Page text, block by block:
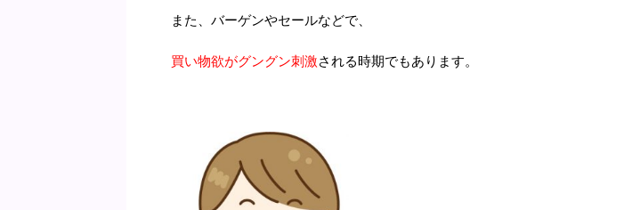
また、バーゲンやセールなどで、
買い物欲がグングン刺激される時期でもあります。